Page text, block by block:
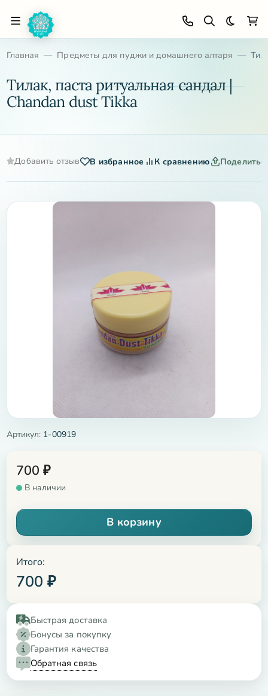
Темная
Главная Предметы для пуджи и домашнего алтаря
Тилак, паста ритуальная сандал |
Chandan dust Tikka
Добавить отзыв В избранное К сравнению
Артикул: 1-00919
700 ₽
В наличии
В корзину
Итого:
700 ₽
Быстрая доставка
Бонусы за покупку
Гарантия качества
Обратная связь